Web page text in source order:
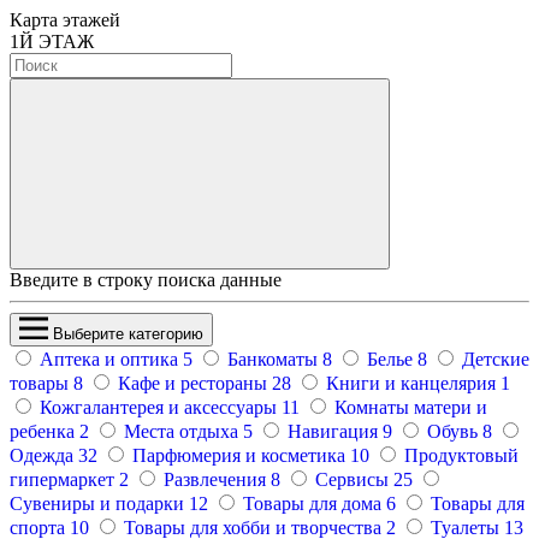
Карта этажей
1Й ЭТАЖ
Введите в строку поиска данные
Выберите категорию
Аптека и оптика 5 Банкоматы 8 Белье 8
Детские
товары 8 Кафе и рестораны 28 Книги и канцелярия 1
Кожгалантерея и аксессуары 11
Комнаты матери и
ребенка 2 Места отдыха 5 Навигация 9 Обувь 8
Одежда 32 Парфюмерия и косметика 10
Продуктовый
гипермаркет 2 Развлечения 8 Сервисы 25
Сувениры и подарки 12 Товары для дома 6
Товары для
спорта 10 Товары для хобби и творчества 2 Туалеты 13